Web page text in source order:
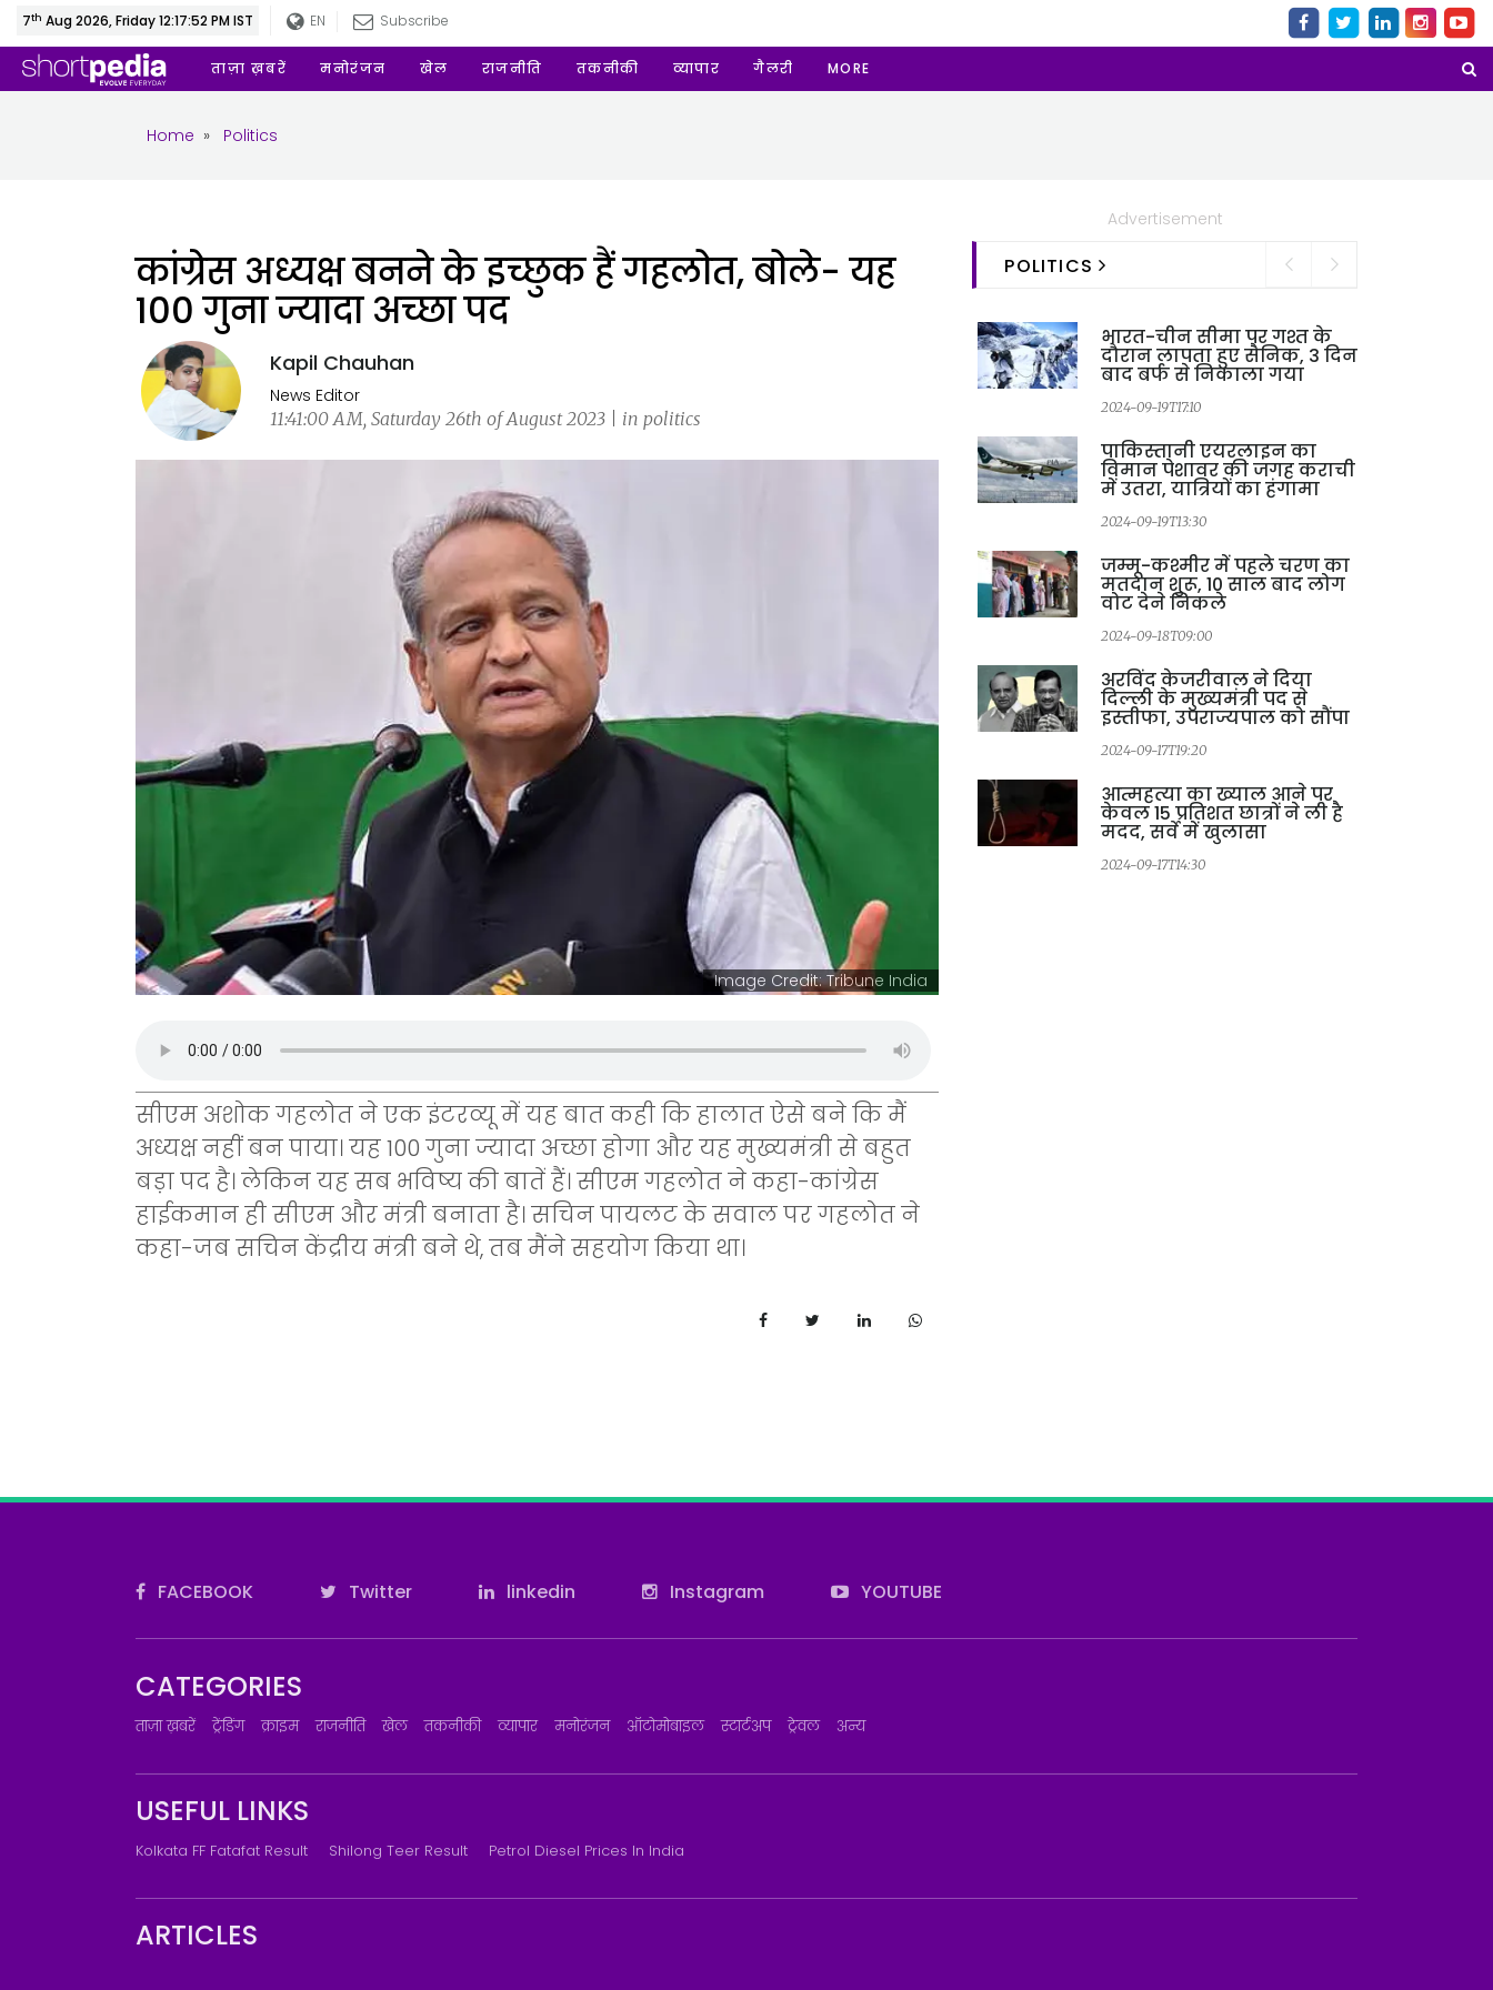
7th Aug 2026, Friday 12:17:52 PM IST EN Subscribe
ताज़ा ख़बरें मनोरंजन खेल राजनीति तकनीकी व्यापार गैलरी MORE
Home » Politics
कांग्रेस अध्यक्ष बनने के इच्छुक हैं गहलोत, बोले- यह
100 गुना ज्यादा अच्छा पद
Kapil Chauhan
News Editor
11:41:00 AM, Saturday 26th of August 2023 | in politics
Image Credit: Tribune India
सीएम अशोक गहलोत ने एक इंटरव्यू में यह बात कही कि हालात ऐसे बने कि मैं
अध्यक्ष नहीं बन पाया। यह 100 गुना ज्यादा अच्छा होगा और यह मुख्यमंत्री से बहुत
बड़ा पद है। लेकिन यह सब भविष्य की बातें हैं। सीएम गहलोत ने कहा-कांग्रेस
हाईकमान ही सीएम और मंत्री बनाता है। सचिन पायलट के सवाल पर गहलोत ने
कहा-जब सचिन केंद्रीय मंत्री बने थे, तब मैंने सहयोग किया था।
Advertisement
POLITICS
भारत-चीन सीमा पर गश्त के
दौरान लापता हुए सैनिक, 3 दिन
बाद बर्फ से निकाला गया
2024-09-19T17:10
पाकिस्तानी एयरलाइन का
विमान पेशावर की जगह कराची
में उतरा, यात्रियों का हंगामा
2024-09-19T13:30
जम्मू-कश्मीर में पहले चरण का
मतदान शुरू, 10 साल बाद लोग
वोट देने निकले
2024-09-18T09:00
अरविंद केजरीवाल ने दिया
दिल्ली के मुख्यमंत्री पद से
इस्तीफा, उपराज्यपाल को सौंपा
2024-09-17T19:20
आत्महत्या का ख्याल आने पर
केवल 15 प्रतिशत छात्रों ने ली है
मदद, सर्वे में खुलासा
2024-09-17T14:30
FACEBOOK Twitter linkedin Instagram YOUTUBE
CATEGORIES
ताज़ा ख़बरें ट्रेंडिंग क्राइम राजनीति खेल तकनीकी व्यापार मनोरंजन ऑटोमोबाइल स्टार्टअप ट्रेवल अन्य
USEFUL LINKS
Kolkata FF Fatafat Result Shilong Teer Result Petrol Diesel Prices In India
ARTICLES